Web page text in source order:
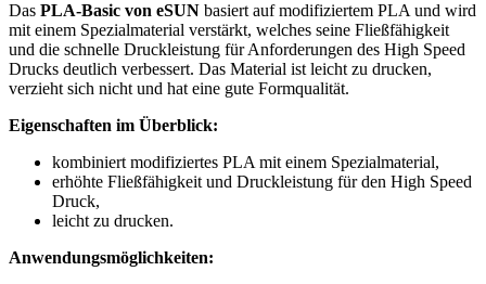
Das PLA-Basic von eSUN basiert auf modifiziertem PLA und wird
mit einem Spezialmaterial verstärkt, welches seine Fließfähigkeit
und die schnelle Druckleistung für Anforderungen des High Speed
Drucks deutlich verbessert. Das Material ist leicht zu drucken,
verzieht sich nicht und hat eine gute Formqualität.
Eigenschaften im Überblick:
kombiniert modifiziertes PLA mit einem Spezialmaterial,
erhöhte Fließfähigkeit und Druckleistung für den High Speed
Druck,
leicht zu drucken.
Anwendungsmöglichkeiten: